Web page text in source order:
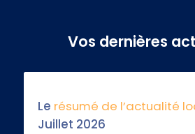
Vos dernières
Le résumé de l’actualité
Juillet 2026